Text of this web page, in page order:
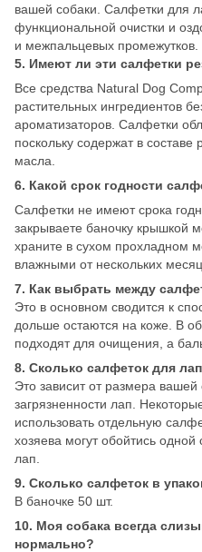
вашей собаки. Салфетки для
функциональной очистки и
и межпальцевых промежутков.
5. Имеют ли эти салфетки
Все средства Natural Dog
растительных ингредиентов
ароматизаторов. Салфетки
поскольку содержат в
масла.
6. Какой срок годности
Салфетки не имеют срока
закрываете баночку крышкой
храните в сухом прохладном
влажными от нескольких
7. Как выбрать между
Это в основном сводится к
дольше остаются на коже. В
подходят для очищения, а
8. Сколько салфеток для
Это зависит от размера вашей
загрязненности лап.
использовать отдельную
хозяева могут обойтись
лап.
9. Сколько салфеток в
В баночке 50 шт.
10. Моя собака всегда
нормально?